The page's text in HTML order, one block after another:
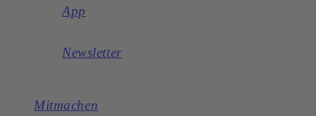
App
Newsletter
Mitmachen